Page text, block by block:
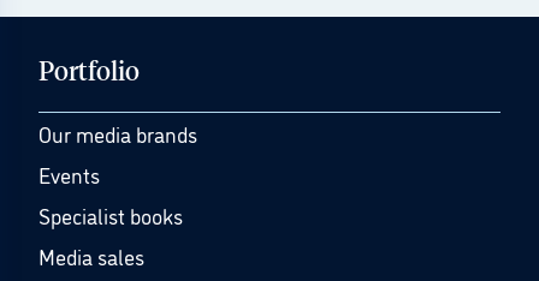
Portfolio
Our media brands
Events
Specialist books
Media sales